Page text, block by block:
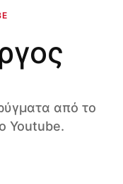
από το
Youtube.